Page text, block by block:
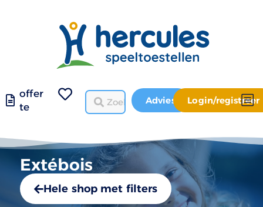
offer
te
Advies Login/registreer
Extébois
Hele shop met filters